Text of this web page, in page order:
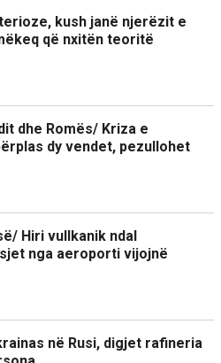
kush janë njerëzit e
që nxitën teoritë
dhe Romës/ Kriza e
dy vendet, pezullohet
Hiri vullkanik ndal
nga aeroporti vijojnë
në Rusi, digjet rafineria